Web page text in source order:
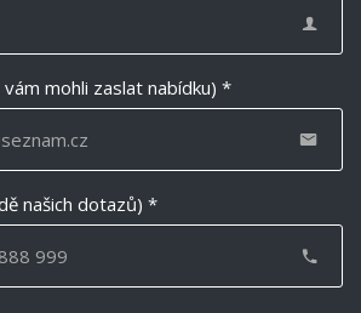
mohli zaslat nabídku) *
našich dotazů) *